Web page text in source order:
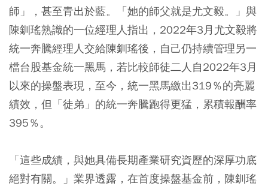
師」，甚至青出於藍。「她的師父就是尤文毅。」與
陳釧瑤熟識的一位經理人指出，2022年3月尤文毅將
統一奔騰經理人交給陳釧瑤後，自己仍持續管理另一
檔台股基金統一黑馬，若比較師徒二人自2022年3月
以來的操盤表現，至今，統一黑馬繳出319％的亮麗
績效，但「徒弟」的統一奔騰跑得更猛，累積報酬率
395％。
「這些成績，與她具備長期產業研究資歷的深厚功底
絕對有關。」業界透露，在首度操盤基金前，陳釧瑤